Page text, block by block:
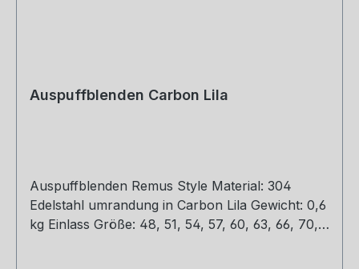
Auspuffblenden Carbon Lila
Auspuffblenden Remus Style Material: 304
Edelstahl umrandung in Carbon Lila Gewicht: 0,6
kg Einlass Größe: 48, 51, 54, 57, 60, 63, 66, 70,